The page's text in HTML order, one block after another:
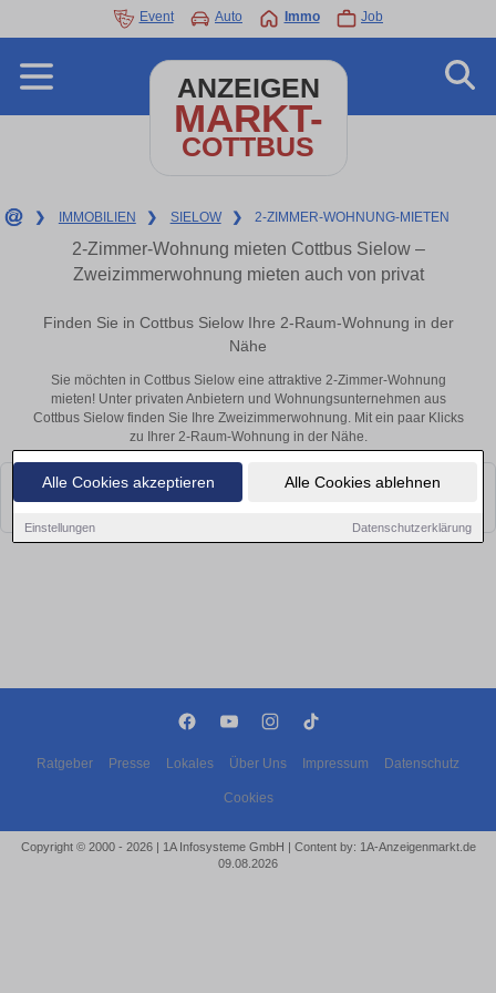
Alle Cookies akzeptieren Alle Cookies ablehnen
Einstellungen Datenschutzerklärung
Event Auto Immo Job
ANZEIGEN
MARKT-
COTTBUS
❯ IMMOBILIEN ❯ SIELOW ❯ 2-ZIMMER-WOHNUNG-MIETEN
2-Zimmer-Wohnung mieten Cottbus Sielow –
Zweizimmerwohnung mieten auch von privat
Finden Sie in Cottbus Sielow Ihre 2-Raum-Wohnung in der
Nähe
Sie möchten in Cottbus Sielow eine attraktive 2-Zimmer-Wohnung
mieten! Unter privaten Anbietern und Wohnungsunternehmen aus
Cottbus Sielow finden Sie Ihre Zweizimmerwohnung. Mit ein paar Klicks
zu Ihrer 2-Raum-Wohnung in der Nähe.
Leider konnten wir derzeit keine passenden Objekte finden. Schauen Sie
bald wieder vorbei!
Ratgeber Presse Lokales Über Uns Impressum Datenschutz
Cookies
Copyright © 2000 - 2026 | 1A Infosysteme GmbH | Content by: 1A-Anzeigenmarkt.de
09.08.2026